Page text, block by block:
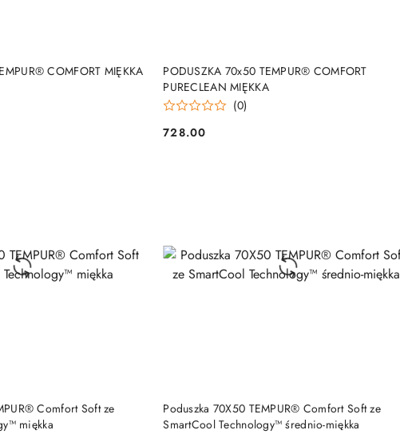
COMFORT MIĘKKA
DO KOSZYKA
PODUSZKA 70x50 TEMPUR® COMFORT
PURECLEAN MIĘKKA
(0)
Cena:
728.00
DO KOSZYKA
Comfort Soft ze
miękka
DO KOSZYKA
Poduszka 70X50 TEMPUR® Comfort Soft ze
SmartCool Technology™ średnio-miękka
DO KOSZYKA